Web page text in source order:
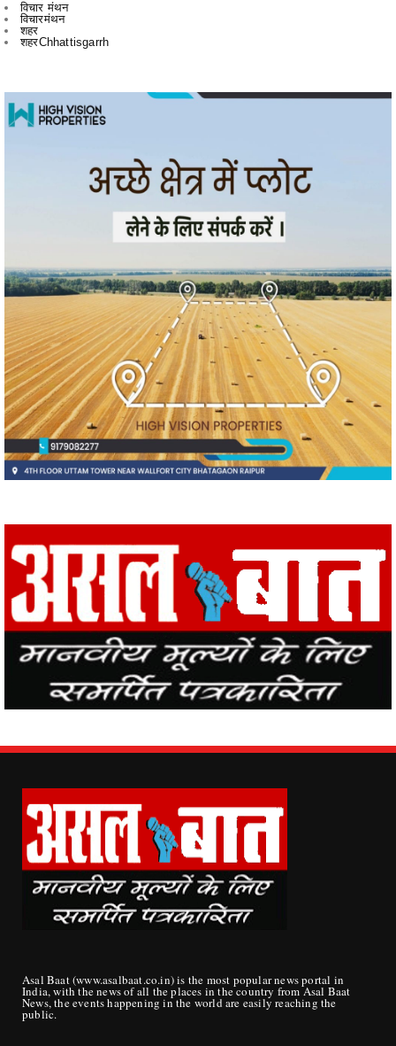
Asal Baat (www.asalbaat.co.in) is the most popular news portal in
ABOUT US